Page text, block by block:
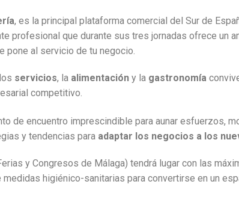
, es la principal plataforma comercial del Sur de
profesional que durante sus tres jornadas ofrece
pone al servicio de tu negocio.
servicios, la alimentación y la gastronomía
competitivo.
de encuentro imprescindible para aunar esfuerzos,
y tendencias para adaptar los negocios a los
y Congresos de Málaga) tendrá lugar con las
higiénico-sanitarias para convertirse en un